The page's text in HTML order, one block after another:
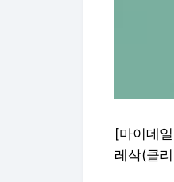
[마이데
레삭(클